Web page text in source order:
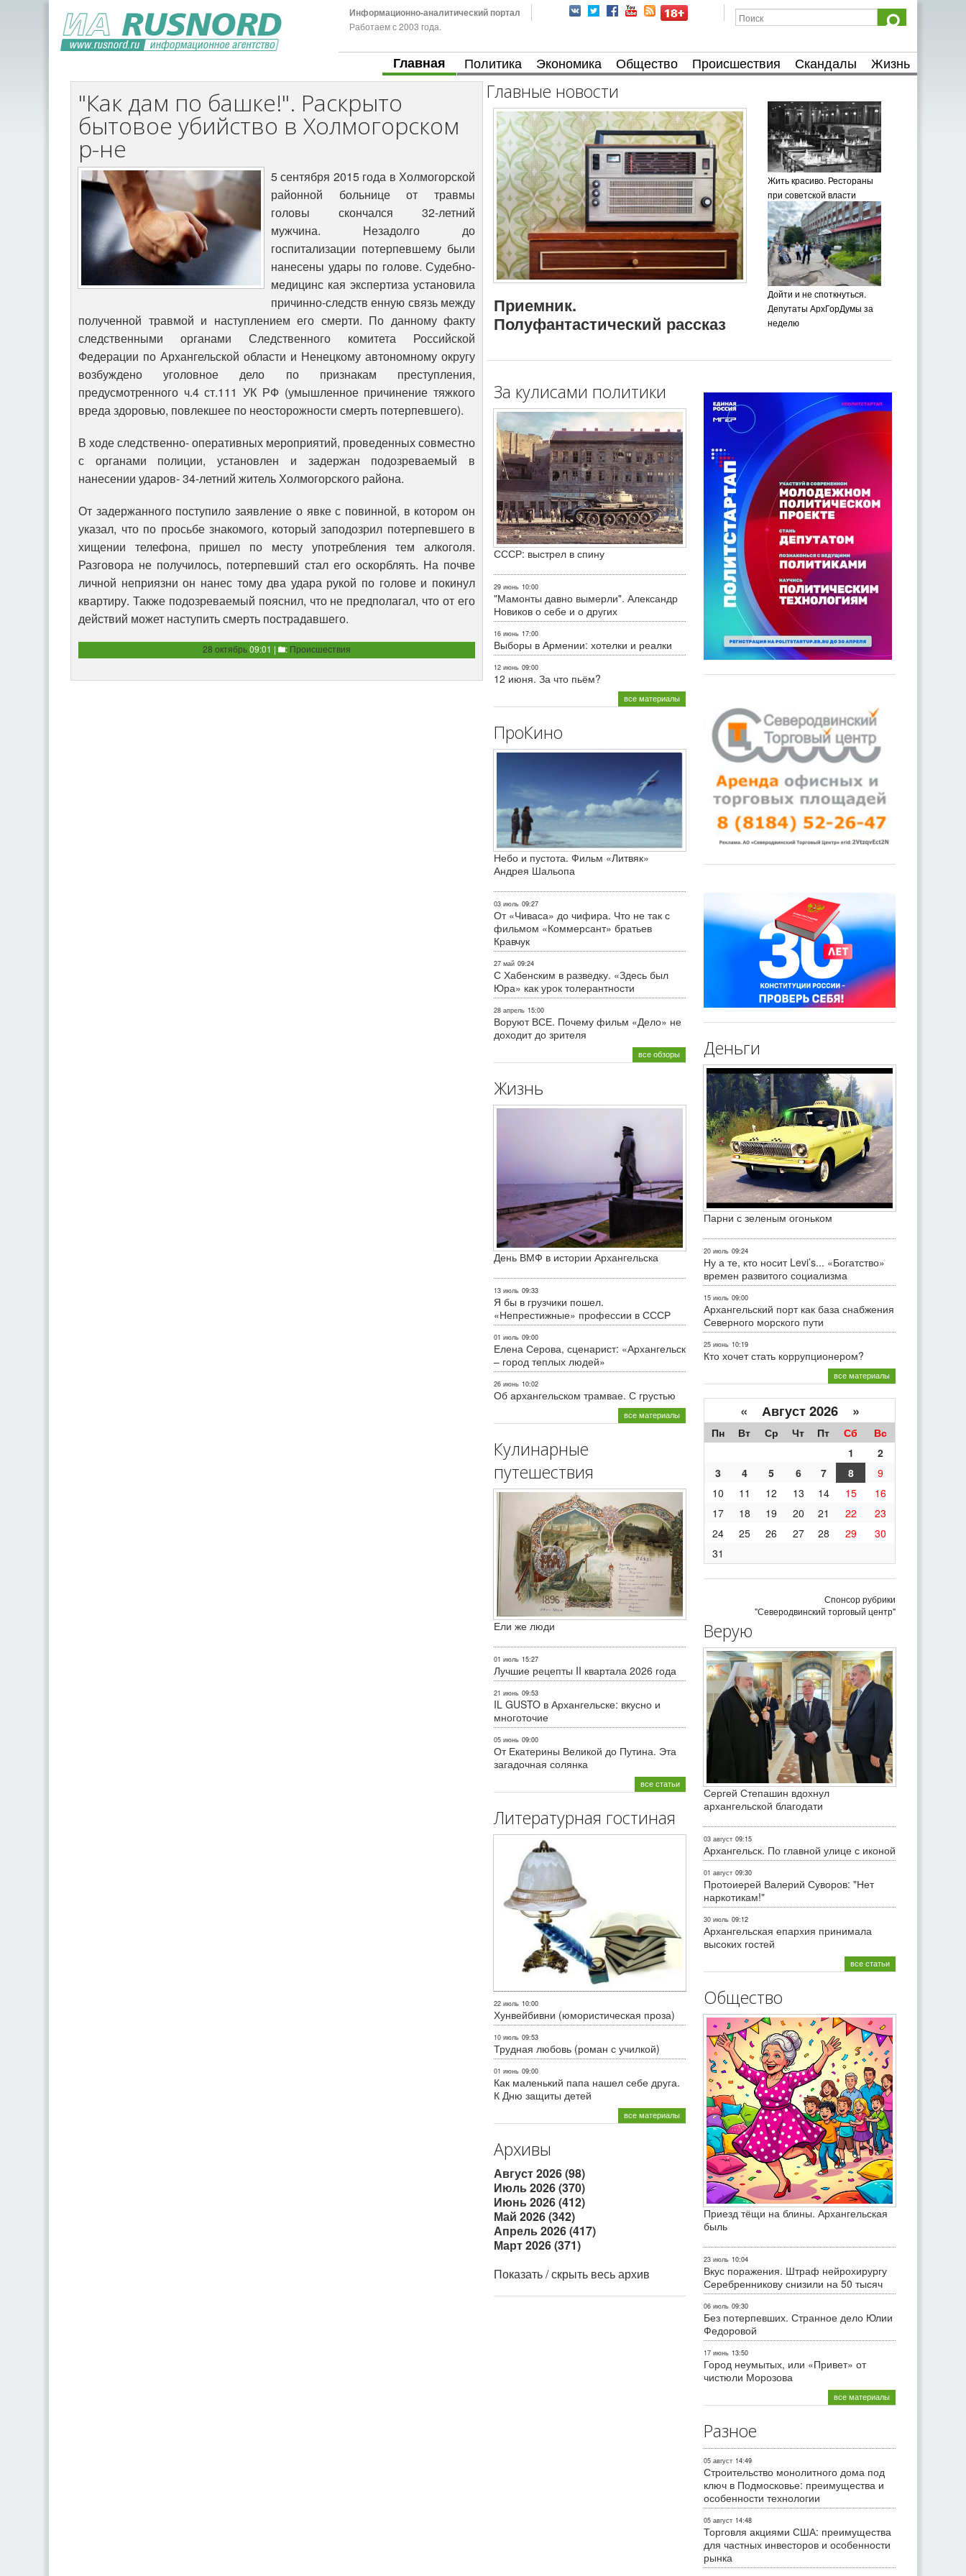
Информационно-аналитический портал
Работаем с 2003 года.
Главная Политика Экономика Общество Происшествия Скандалы Жизнь
"Как дам по башке!". Раскрыто
бытовое убийство в Холмогорском
р-не
5 сентября 2015 года в Холмогорской
районной больнице от травмы
головы скончался 32-летний
мужчина. Незадолго до
госпитализации потерпевшему были
нанесены удары по голове. Судебно-
медицинс кая экспертиза установила
причинно-следственную связь между
полученной травмой и наступлением его смерти. По данному факту
следственными органами Следственного комитета Российской
Федерации по Архангельской области и Ненецкому автономному округу
возбуждено уголовное дело по признакам преступления,
предусмотренного ч.4 ст.111 УК РФ (умышленное причинение тяжкого
вреда здоровью, повлекшее по неосторожности смерть потерпевшего).
В ходе следственно- оперативных мероприятий, проведенных совместно
с органами полиции, установлен и задержан подозреваемый в
нанесении ударов- 34-летний житель Холмогорского района.
От задержанного поступило заявление о явке с повинной, в котором он
указал, что по просьбе знакомого, который заподозрил потерпевшего в
хищении телефона, пришел по месту употребления тем алкоголя.
Разговора не получилось, потерпевший стал его оскорблять. На почве
личной неприязни он нанес тому два удара рукой по голове и покинул
квартиру. Также подозреваемый пояснил, что не предполагал, что от его
действий может наступить смерть пострадавшего.
28 октябрь09:01 | : Происшествия
Главные новости
Приемник.
Полуфантастический рассказ
Жить красиво. Рестораны
при советской власти
Дойти и не споткнуться.
Депутаты АрхГорДумы за
неделю
За кулисами политики
СССР: выстрел в спину
29 июнь 10:00
"Мамонты давно вымерли". Александр
Новиков о себе и о других
16 июнь 17:00
Выборы в Армении: хотелки и реалки
12 июнь 09:00
12 июня. За что пьём?
все материалы
ПроКино
Небо и пустота. Фильм «Литвяк»
Андрея Шальопа
03 июль 09:27
От «Чиваса» до чифира. Что не так с
фильмом «Коммерсант» братьев
Кравчук
27 май 09:24
С Хабенским в разведку. «Здесь был
Юра» как урок толерантности
28 апрель 15:00
Воруют ВСЕ. Почему фильм «Дело» не
доходит до зрителя
все обзоры
Жизнь
День ВМФ в истории Архангельска
13 июль 09:33
Я бы в грузчики пошел.
«Непрестижные» профессии в СССР
01 июль 09:00
Елена Серова, сценарист: «Архангельск
– город теплых людей»
26 июнь 10:02
Об архангельском трамвае. С грустью
все материалы
Кулинарные
путешествия
Ели же люди
01 июль 15:27
Лучшие рецепты II квартала 2026 года
21 июнь 09:53
IL GUSTO в Архангельске: вкусно и
многоточие
05 июнь 09:00
От Екатерины Великой до Путина. Эта
загадочная солянка
все статьи
Литературная гостиная
22 июль 10:00
Хунвейбивни (юмористическая проза)
10 июль 09:53
Трудная любовь (роман с училкой)
01 июнь 09:00
Как маленький папа нашел себе друга.
К Дню защиты детей
все материалы
Архивы
Август 2026 (98)
Июль 2026 (370)
Июнь 2026 (412)
Май 2026 (342)
Апрель 2026 (417)
Март 2026 (371)
Показать / скрыть весь архив
Деньги
Парни с зеленым огоньком
20 июль 09:24
Ну а те, кто носит Levi’s... «Богатство»
времен развитого социализма
15 июль 09:00
Архангельский порт как база снабжения
Северного морского пути
25 июнь 10:19
Кто хочет стать коррупционером?
все материалы
« Август 2026 »
Пн Вт Ср Чт Пт Сб
Вс
1
2
3
4 5 6 7 8
9
10
11 12 13 14 15
16
17
18 19 20 21 22
23
24
25 26 27 28 29
30
31
Спонсор рубрики
"Северодвинский торговый центр"
Верую
Сергей Степашин вдохнул
архангельской благодати
03 август 09:15
Архангельск. По главной улице с иконой
01 август 09:30
Протоиерей Валерий Суворов: "Нет
наркотикам!"
30 июль 09:12
Архангельская епархия принимала
высоких гостей
все статьи
Общество
Приезд тёщи на блины. Архангельская
быль
23 июль 10:04
Вкус поражения. Штраф нейрохирургу
Серебренникову снизили на 50 тысяч
06 июль 09:30
Без потерпевших. Странное дело Юлии
Федоровой
17 июнь 13:50
Город неумытых, или «Привет» от
чистюли Морозова
все материалы
Разное
05 август 14:49
Строительство монолитного дома под
ключ в Подмосковье: преимущества и
особенности технологии
05 август 14:48
Торговля акциями США: преимущества
для частных инвесторов и особенности
рынка